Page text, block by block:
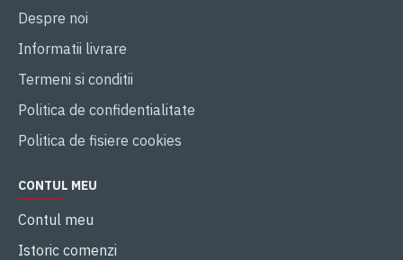
Despre noi
Informatii livrare
Termeni si conditii
Politica de confidentialitate
Politica de fisiere cookies
CONTUL MEU
Contul meu
Istoric comenzi